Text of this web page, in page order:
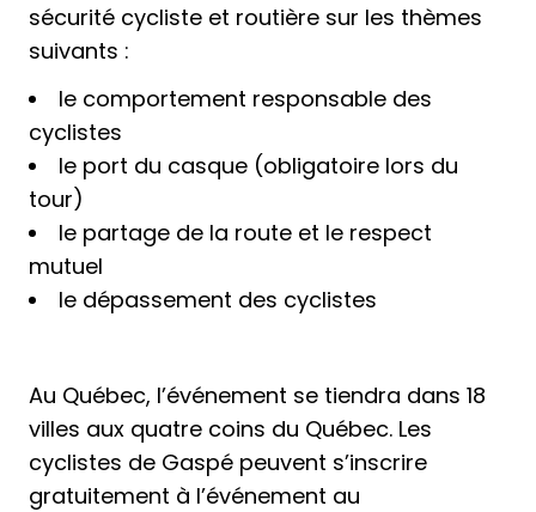
sécurité cycliste et routière sur les thèmes
suivants :
le comportement responsable des
cyclistes
le port du casque (obligatoire lors du
tour)
le partage de la route et le respect
mutuel
le dépassement des cyclistes
Au Québec, l’événement se tiendra dans 18
villes aux quatre coins du Québec. Les
cyclistes de Gaspé peuvent s’inscrire
gratuitement à l’événement au